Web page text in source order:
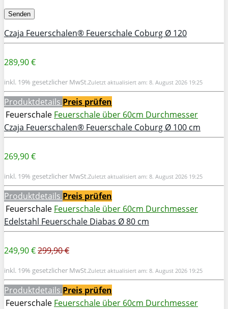
Czaja Feuerschalen® Feuerschale Coburg Ø 120
289,90 €
inkl. 19% gesetzlicher MwSt.Zuletzt aktualisiert am: 8. August 2026 19:25
Produktdetails Preis prüfen
Feuerschale Feuerschale über 60cm Durchmesser
Czaja Feuerschalen® Feuerschale Coburg Ø 100 cm
269,90 €
inkl. 19% gesetzlicher MwSt.Zuletzt aktualisiert am: 8. August 2026 19:25
Produktdetails Preis prüfen
Feuerschale Feuerschale über 60cm Durchmesser
Edelstahl Feuerschale Diabas Ø 80 cm
249,90 €299,90 €
inkl. 19% gesetzlicher MwSt.Zuletzt aktualisiert am: 8. August 2026 19:25
Produktdetails Preis prüfen
Feuerschale Feuerschale über 60cm Durchmesser